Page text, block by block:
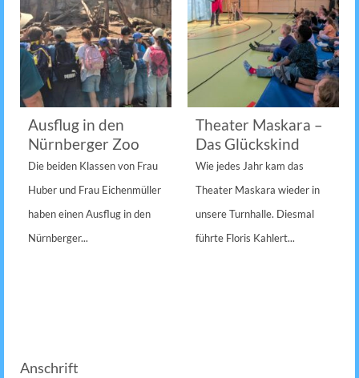
Ausflug in den
Nürnberger Zoo
Die beiden Klassen von Frau
Huber und Frau Eichenmüller
haben einen Ausflug in den
Nürnberger...
Theater Maskara –
Das Glückskind
Wie jedes Jahr kam das
Theater Maskara wieder in
unsere Turnhalle. Diesmal
führte Floris Kahlert...
Anschrift